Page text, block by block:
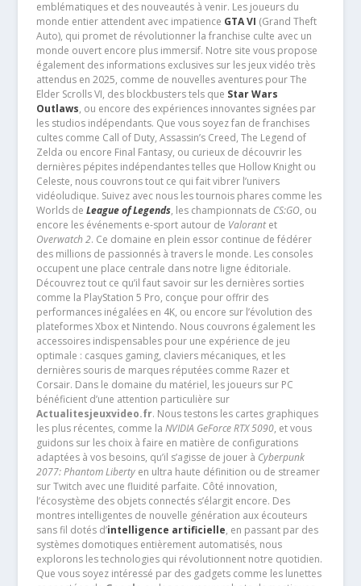
emblématiques et des nouveautés à venir. Les joueurs du
monde entier attendent avec impatience GTA VI (Grand Theft
Auto), qui promet de révolutionner la franchise culte avec un
monde ouvert encore plus immersif. Notre site vous propose
également des informations exclusives sur les jeux vidéo très
attendus en 2025, comme de nouvelles aventures pour The
Elder Scrolls VI, des blockbusters tels que Star Wars
Outlaws, ou encore des expériences innovantes signées par
les studios indépendants. Que vous soyez fan de franchises
cultes comme Call of Duty, Assassin’s Creed, The Legend of
Zelda ou encore Final Fantasy, ou curieux de découvrir les
dernières pépites indépendantes telles que Hollow Knight ou
Celeste, nous couvrons tout ce qui fait vibrer l’univers
vidéoludique. Suivez avec nous les tournois phares comme les
Worlds de League of Legends, les championnats de CS:GO, ou
encore les événements e-sport autour de Valorantet
Overwatch 2. Ce domaine en plein essor continue de fédérer
des millions de passionnés à travers le monde. Les consoles
occupent une place centrale dans notre ligne éditoriale.
Découvrez tout ce qu’il faut savoir sur les dernières sorties
comme la PlayStation 5 Pro, conçue pour offrir des
performances inégalées en 4K, ou encore sur l’évolution des
plateformes Xbox et Nintendo. Nous couvrons également les
accessoires indispensables pour une expérience de jeu
optimale : casques gaming, claviers mécaniques, et les
dernières souris de marques réputées comme Razer et
Corsair. Dans le domaine du matériel, les joueurs sur PC
bénéficient d’une attention particulière sur
Actualitesjeuxvideo.fr. Nous testons les cartes graphiques
les plus récentes, comme la NVIDIA GeForce RTX 5090, et vous
guidons sur les choix à faire en matière de configurations
adaptées à vos besoins, qu’il s’agisse de jouer à Cyberpunk
2077: Phantom Libertyen ultra haute définition ou de streamer
sur Twitch avec une fluidité parfaite. Côté innovation,
l’écosystème des objets connectés s’élargit encore. Des
montres intelligentes de nouvelle génération aux écouteurs
sans fil dotés d’intelligence artificielle, en passant par des
systèmes domotiques entièrement automatisés, nous
explorons les technologies qui révolutionnent notre quotidien.
Que vous soyez intéressé par des gadgets comme les lunettes